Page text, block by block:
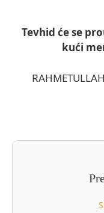
Tevhid će se
kući